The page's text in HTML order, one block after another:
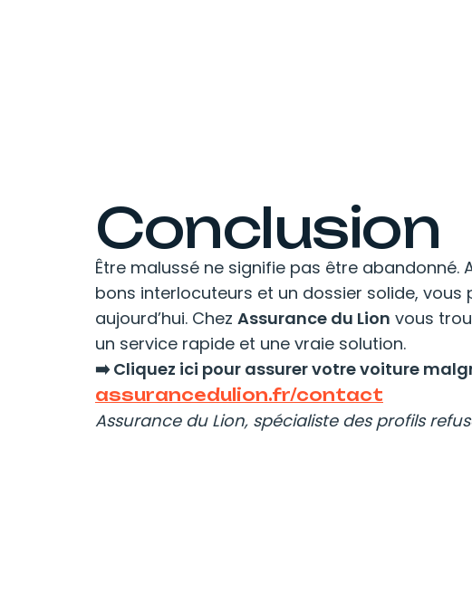
Conclusion
Être malussé ne signifie pas être abandonné.
bons interlocuteurs et un dossier solide, vous
aujourd’hui. Chez Assurance du Lion vous
un service rapide et une vraie solution.
➡️ Cliquez ici pour assurer votre voiture
assurancedulion.fr/contact
Assurance du Lion, spécialiste des profils